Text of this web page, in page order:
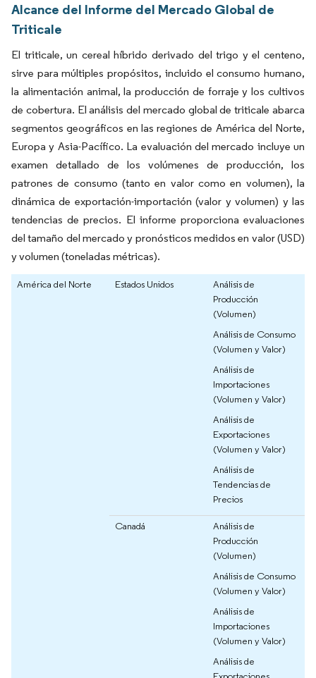
Alcance del Informe del Mercado Global de
Triticale
El triticale, un cereal híbrido derivado del trigo y el centeno,
sirve para múltiples propósitos, incluido el consumo humano,
la alimentación animal, la producción de forraje y los cultivos
de cobertura. El análisis del mercado global de triticale abarca
segmentos geográficos en las regiones de América del Norte,
Europa y Asia-Pacífico. La evaluación del mercado incluye un
examen detallado de los volúmenes de producción, los
patrones de consumo (tanto en valor como en volumen), la
dinámica de exportación-importación (valor y volumen) y las
tendencias de precios. El informe proporciona evaluaciones
del tamaño del mercado y pronósticos medidos en valor (USD)
y volumen (toneladas métricas).
América del Norte Estados Unidos
Análisis de
Producción
(Volumen)
Análisis de Consumo
(Volumen y Valor)
Análisis de
Importaciones
(Volumen y Valor)
Análisis de
Exportaciones
(Volumen y Valor)
Análisis de
Tendencias de
Precios
Canadá
Análisis de
Producción
(Volumen)
Análisis de Consumo
(Volumen y Valor)
Análisis de
Importaciones
(Volumen y Valor)
Análisis de